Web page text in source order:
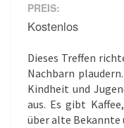
PREIS:
Kostenlos
Dieses Treffen
Nachbarn
Kindheit und
aus. Es gibt
über alte Bekannte